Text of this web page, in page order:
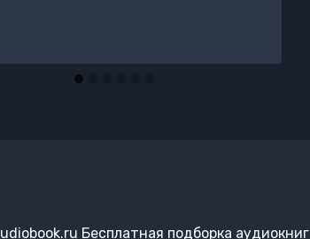
Бесплатная подборка аудиокниг